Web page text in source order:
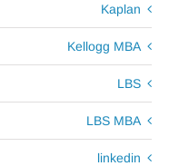
Kaplan
Kellogg MBA
LBS
LBS MBA
linkedin